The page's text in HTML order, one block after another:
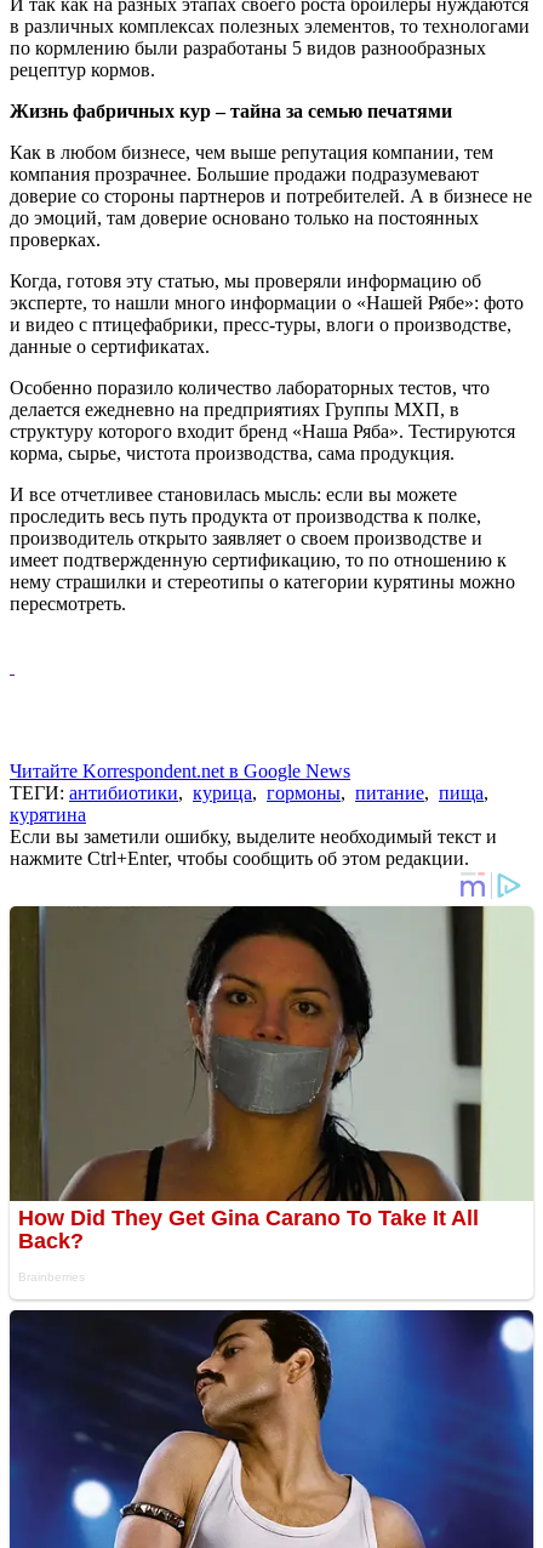
в различных комплексах полезных элементов, то технологами
по кормлению были разработаны 5 видов разнообразных
рецептур кормов.
Жизнь фабричных кур – тайна за семью печатями
Как в любом бизнесе, чем выше репутация компании, тем
компания прозрачнее. Большие продажи подразумевают
доверие со стороны партнеров и потребителей. А в бизнесе не
до эмоций, там доверие основано только на постоянных
проверках.
Когда, готовя эту статью, мы проверяли информацию об
эксперте, то нашли много информации о «Нашей Рябе»: фото
и видео с птицефабрики, пресс-туры, влоги о производстве,
данные о сертификатах.
Особенно поразило количество лабораторных тестов, что
делается ежедневно на предприятиях Группы МХП, в
структуру которого входит бренд «Наша Ряба». Тестируются
корма, сырье, чистота производства, сама продукция.
И все отчетливее становилась мысль: если вы можете
проследить весь путь продукта от производства к полке,
производитель открыто заявляет о своем производстве и
имеет подтвержденную сертификацию, то по отношению к
нему страшилки и стереотипы о категории курятины можно
пересмотреть.
Читайте Korrespondent.net в Google News
ТЕГИ: антибиотики, курица, гормоны, питание, пища,
курятина
Если вы заметили ошибку, выделите необходимый текст и
нажмите Ctrl+Enter, чтобы сообщить об этом редакции.